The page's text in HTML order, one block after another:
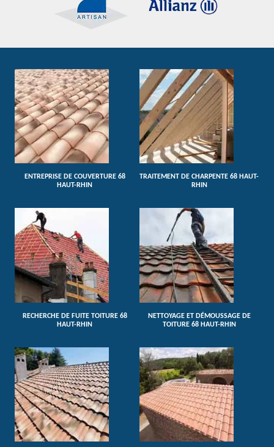
ENTREPRISE DE COUVERTURE 68
HAUT-RHIN
TRAITEMENT DE CHARPENTE 68 HAUT-
RHIN
RECHERCHE DE FUITE TOITURE 68
HAUT-RHIN
NETTOYAGE ET DÉMOUSSAGE DE
TOITURE 68 HAUT-RHIN